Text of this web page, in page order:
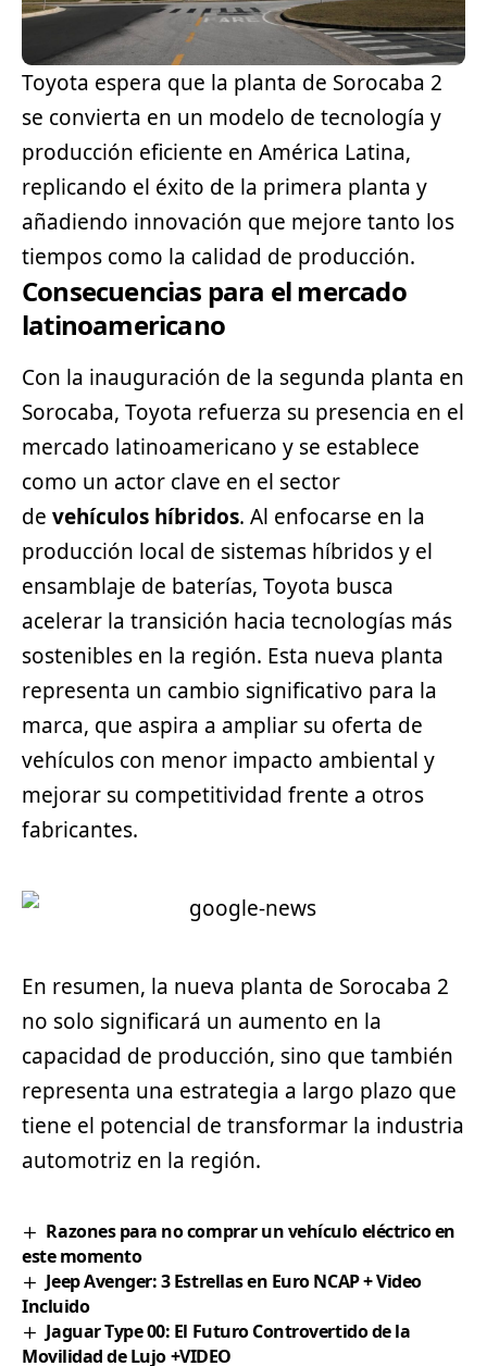
Toyota espera que la planta de Sorocaba 2
se convierta en un modelo de tecnología y
producción eficiente en América Latina,
replicando el éxito de la primera planta y
añadiendo innovación que mejore tanto los
tiempos como la calidad de producción.
Consecuencias para el mercado
latinoamericano
Con la inauguración de la segunda planta en
Sorocaba, Toyota refuerza su presencia en el
mercado latinoamericano y se establece
como un actor clave en el sector
de vehículos híbridos. Al enfocarse en la
producción local de sistemas híbridos y el
ensamblaje de baterías, Toyota busca
acelerar la transición hacia tecnologías más
sostenibles en la región. Esta nueva planta
representa un cambio significativo para la
marca, que aspira a ampliar su oferta de
vehículos con menor impacto ambiental y
mejorar su competitividad frente a otros
fabricantes.
En resumen, la nueva planta de Sorocaba 2
no solo significará un aumento en la
capacidad de producción, sino que también
representa una estrategia a largo plazo que
tiene el potencial de transformar la industria
automotriz en la región.
Razones para no comprar un vehículo eléctrico en
este momento
Jeep Avenger: 3 Estrellas en Euro NCAP + Video
Incluido
Jaguar Type 00: El Futuro Controvertido de la
Movilidad de Lujo +VIDEO